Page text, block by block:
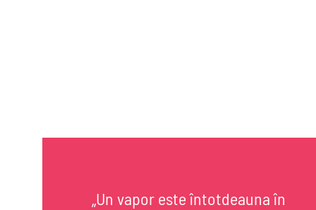
„Un vapor este întotdeauna în